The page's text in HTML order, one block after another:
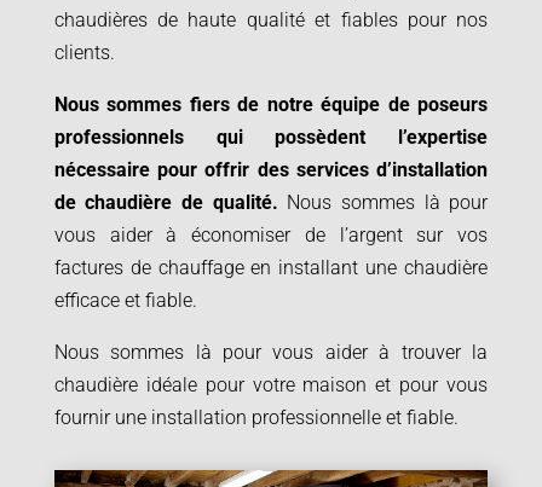
chaudières de haute qualité et fiables pour nos
clients.
Nous sommes fiers de notre équipe de poseurs
professionnels qui possèdent l’expertise
nécessaire pour offrir des services d’installation
de chaudière de qualité. Nous sommes là pour
vous aider à économiser de l’argent sur vos
factures de chauffage en installant une chaudière
efficace et fiable.
Nous sommes là pour vous aider à trouver la
chaudière idéale pour votre maison et pour vous
fournir une installation professionnelle et fiable.